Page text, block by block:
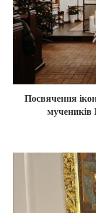
Посвячення
мучеників